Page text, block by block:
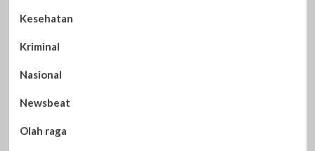
Kesehatan
Kriminal
Nasional
Newsbeat
Olah raga